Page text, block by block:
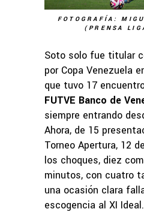
FOTOGRAFÍA:
(PRENSA
Soto solo fue titular
por Copa Venezuela
que tuvo 17
FUTVE Banco de
siempre entrando
Ahora, de 15
Torneo Apertura, 12
los choques, diez
minutos, con cuatro
una ocasión clara
escogencia al XI Ideal.